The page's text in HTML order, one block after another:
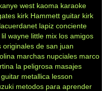
west kaoma karaoke
kirk Hammett guitar kirk
lacuerdanet lapiz conciente
lil wayne little mix los amigos
originales de san juan
marchas nupciales marco
la peligrosa masajes
metallica lesson
metodos para aprender